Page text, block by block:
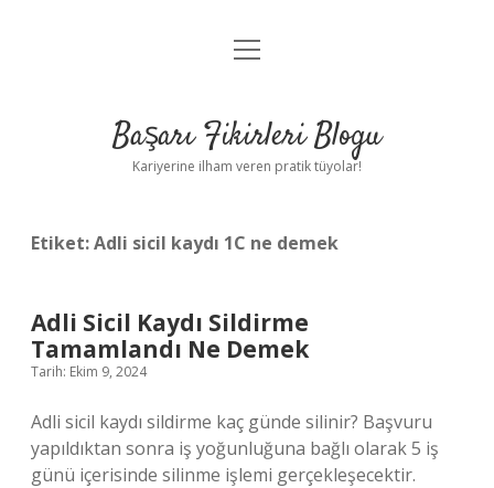
Anasayfa
Yasal Uyarı
menüyü
Başarı Fikirleri Blogu
Kariyerine ilham veren pratik tüyolar!
Etiket:Adli sicil kaydı 1C ne demek
Adli Sicil Kaydı Sildirme
Tamamlandı Ne Demek
Tarih: Ekim 9, 2024
Adli sicil kaydı sildirme kaç günde silinir? Başvuru
yapıldıktan sonra iş yoğunluğuna bağlı olarak 5 iş
günü içerisinde silinme işlemi gerçekleşecektir.